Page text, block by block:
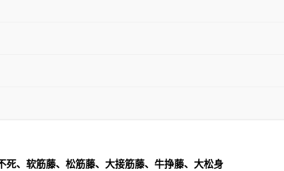
、软筋藤、松筋藤、大接筋藤、牛挣藤、大松身